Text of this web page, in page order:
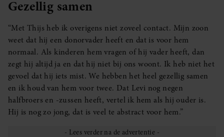
Gezellig samen
“Met Thijs heb ik overigens niet zoveel contact. Mijn zoon
weet dat hij een donorvader heeft en dat is voor hem
normaal. Als kinderen hem vragen of hij vader heeft, dan
zegt hij altijd ja en dat hij niet bij ons woont. Ik heb niet het
gevoel dat hij iets mist. We hebben het heel gezellig samen
en ik houd van hem voor twee. Dat Levi nog negen
halfbroers en -zussen heeft, vertel ik hem als hij ouder is.
Hij is nog zo jong, dat is veel te abstract voor hem.”